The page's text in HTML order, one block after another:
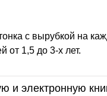
с вырубкой на
от 1,5 до 3-х лет.
и электронную